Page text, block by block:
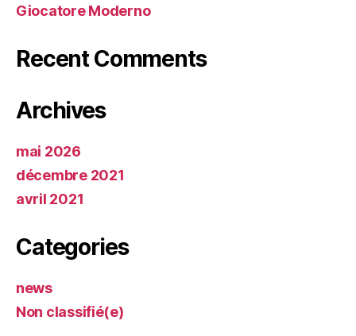
Giocatore Moderno
Recent Comments
Archives
mai 2026
décembre 2021
avril 2021
Categories
news
Non classifié(e)